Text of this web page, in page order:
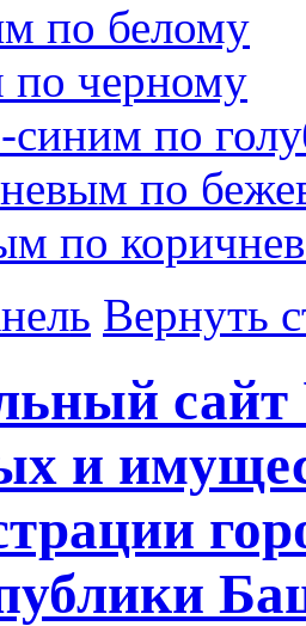
по белому
черному
по
по
по
Вернуть
сайт
и